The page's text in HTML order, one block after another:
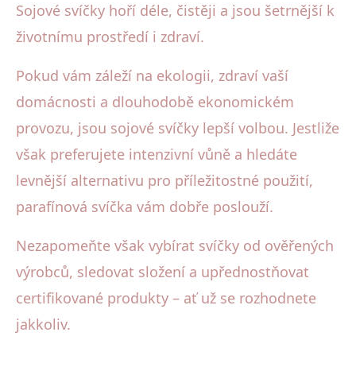
Sojové svíčky hoří déle, čistěji a jsou šetrnější k
životnímu prostředí i zdraví.
Pokud vám záleží na ekologii, zdraví vaší
domácnosti a dlouhodobě ekonomickém
provozu, jsou sojové svíčky lepší volbou. Jestliže
však preferujete intenzivní vůně a hledáte
levnější alternativu pro příležitostné použití,
parafínová svíčka vám dobře poslouží.
Nezapomeňte však vybírat svíčky od ověřených
výrobců, sledovat složení a upřednostňovat
certifikované produkty – ať už se rozhodnete
jakkoliv.